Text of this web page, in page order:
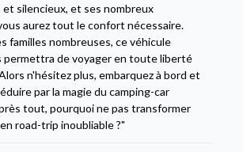
silencieux, et ses nombreux
aurez tout le confort nécessaire.
familles nombreuses, ce véhicule
permettra de voyager en toute liberté
n'hésitez plus, embarquez à bord et
par la magie du camping-car
tout, pourquoi ne pas transformer
road-trip inoubliable ?"